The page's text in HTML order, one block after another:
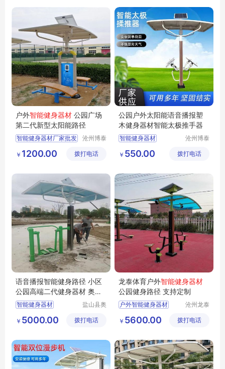
智能健身器材现货
智能健身器材定制
户外智能健身器材 公园广场
第二代新型太阳能路径
智能健身器材厂家批发
智能健身器材厂家
智能健身器材批发
沧州博泰
有限公司
￥ 1200.00 拨打电话
公园户外太阳能语音播报塑
木健身器材智能太极推手器
智能健身器材
太阳能语音播报器材
沧州博泰
有限公司
￥ 550.00 拨打电话
语音播报智能健身路径 小区
公园高端二代健身器材 奥泰
精选
智能健身器材
智能健身器材精选
园林智能健身器材
盐山县奥
材厂
￥ 5000.00 拨打电话
龙泰体育户外智能健身器材
公园健身路径 支持定制
户外智能健身器材
智能健身器材厂家
公园智能健身器材
沧州龙泰
有限公司
￥ 5600.00 拨打电话